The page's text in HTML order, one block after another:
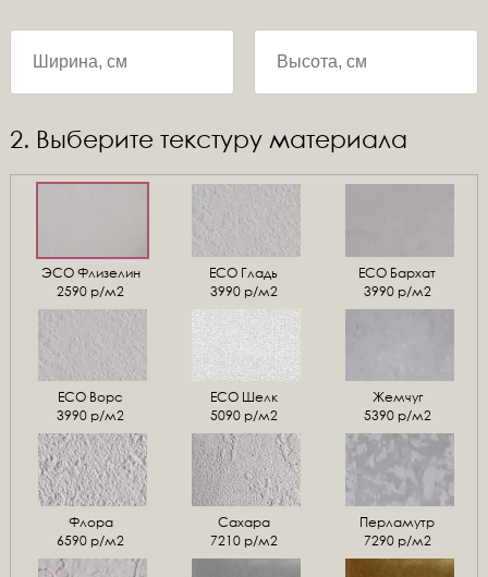
2. Выберите текстуру материала
ЭСО Флизелин
2590 р/м2
ЕСО Гладь
3990 р/м2
ECO Бархат
3990 р/м2
ЕСО Ворс
3990 р/м2
ЕСО Шелк
5090 р/м2
Жемчуг
5390 р/м2
Флора
6590 р/м2
Сахара
7210 р/м2
Перламутр
7290 р/м2